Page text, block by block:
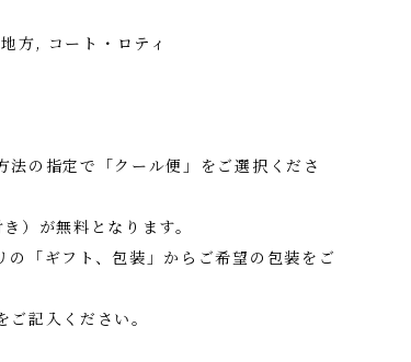
, コート・ロティ
法の指定で「クール便」をご選択くださ
）が無料となります。
の「ギフト、包装」からご希望の包装をご
記入ください。